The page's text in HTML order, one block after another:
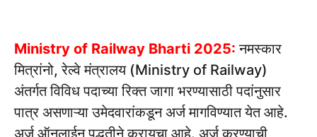
Ministry of Railway Bharti 2025: नमस्कार
मित्रांनो, रेल्वे मंत्रालय (Ministry of Railway)
अंतर्गत विविध पदाच्या रिक्त जागा भरण्यासाठी पदांनुसार
पात्र असणाऱ्या उमेदवारांकडून अर्ज मागविण्यात येत आहे.